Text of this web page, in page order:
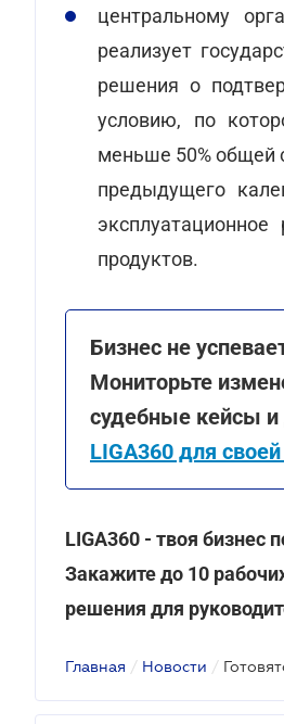
центральному
реализует
решения о
условию, по
меньше 50% общей
предыдущего
продуктов.
Бизнес не
Мониторьте
судебные кейсы и
LIGA360 для
LIGA360 - твоя бизнес
Закажите до 10
решения для
Главная / Новости /